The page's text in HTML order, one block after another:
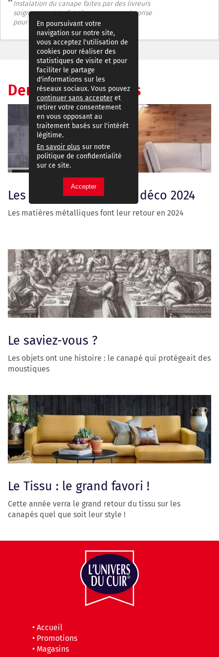
Instalation du canape faites par des livreurs
soigneux, tout te fois il nous manque la prise
pour notre telephone.
Dernières actualités
Les grandes tendances déco 2024
Les matières métalliques font leur retour en 2024
Le saviez-vous ?
Les objets ont une histoire : le canapé qui protégeait des
moustiques
Le Tissu : le grand favori !
Cette année verra le grand retour du tissu sur les
canapés quel que soit leur style !
• Accueil
• Promotions
• Magasins
En poursuivant votre
navigation sur notre site,
vous acceptez l'utilisation de
cookies pour réaliser des
statistiques de visite et pour
faciliter le partage
d'informations sur les
réseaux sociaux. Vous pouvez
continuer sans accepteret
retirer votre consentement
en vous opposant au
traitement basés sur l'intérêt
légitime.
En savoir plus sur notre
politique de confidentialité
sur ce site.
Accepter